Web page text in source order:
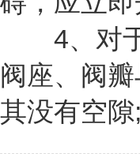
4、对于
阀座、阀
其没有空